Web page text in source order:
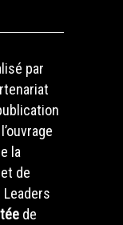
par
l’ouvrage
la
de
de